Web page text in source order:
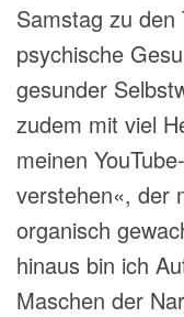
Samstag zu
psychische
gesunder
zudem mit viel
meinen
verstehen«, der
organisch
hinaus bin ich
Maschen der